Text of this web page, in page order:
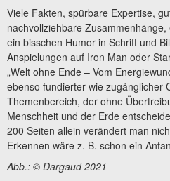
Viele Fakten, spürbare Expertise,
nachvollziehbare
ein bisschen Humor in Schrift und
Anspielungen auf Iron Man oder
„Welt ohne Ende – Vom
ebenso fundierter wie zugänglicher
Themenbereich, der ohne
Menschheit und der Erde
200 Seiten allein verändert man
Erkennen wäre z. B. schon ein
Abb.: © Dargaud 2021